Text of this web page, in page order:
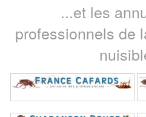
...et les
professionnels de